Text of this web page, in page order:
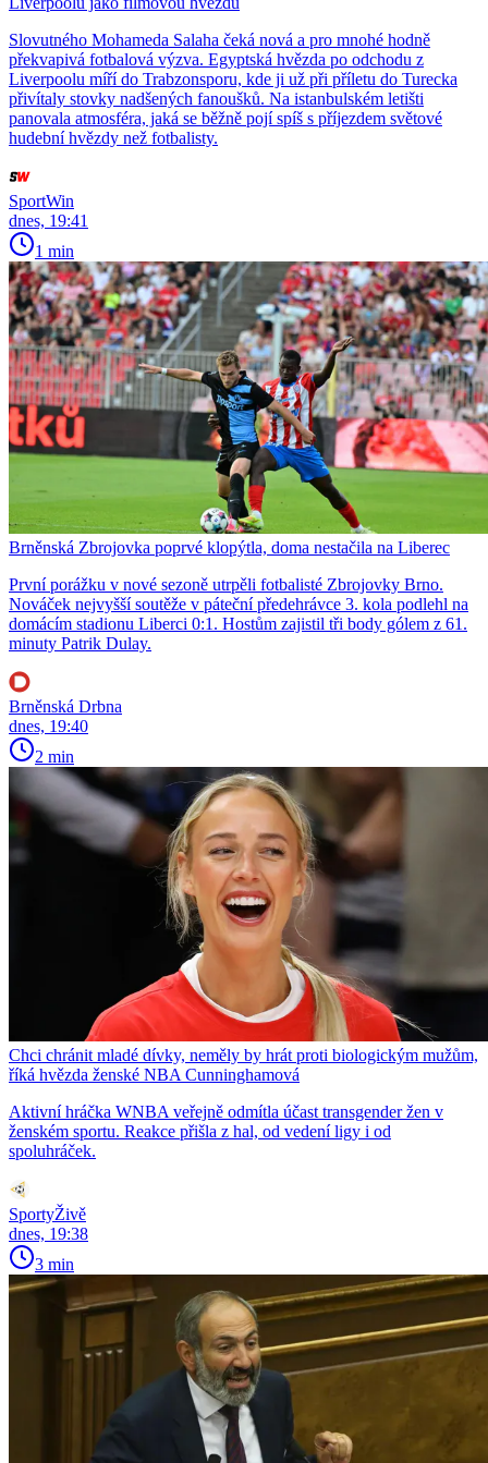
Slovutného Mohameda Salaha čeká nová a pro mnohé hodně
překvapivá fotbalová výzva. Egyptská hvězda po odchodu z
Liverpoolu míří do Trabzonsporu, kde ji už při příletu do Turecka
přivítaly stovky nadšených fanoušků. Na istanbulském letišti
panovala atmosféra, jaká se běžně pojí spíš s příjezdem světové
hudební hvězdy než fotbalisty.
SportWin
dnes, 19:41
1 min
Brněnská Zbrojovka poprvé klopýtla, doma nestačila na Liberec
První porážku v nové sezoně utrpěli fotbalisté Zbrojovky Brno.
Nováček nejvyšší soutěže v páteční předehrávce 3. kola podlehl na
domácím stadionu Liberci 0:1. Hostům zajistil tři body gólem z 61.
minuty Patrik Dulay.
Brněnská Drbna
dnes, 19:40
2 min
Chci chránit mladé dívky, neměly by hrát proti biologickým mužům,
říká hvězda ženské NBA Cunninghamová
Aktivní hráčka WNBA veřejně odmítla účast transgender žen v
ženském sportu. Reakce přišla z hal, od vedení ligy i od
spoluhráček.
SportyŽivě
dnes, 19:38
3 min